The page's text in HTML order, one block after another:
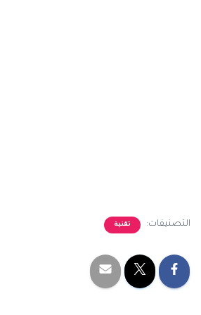
التصنيفات: تقنية